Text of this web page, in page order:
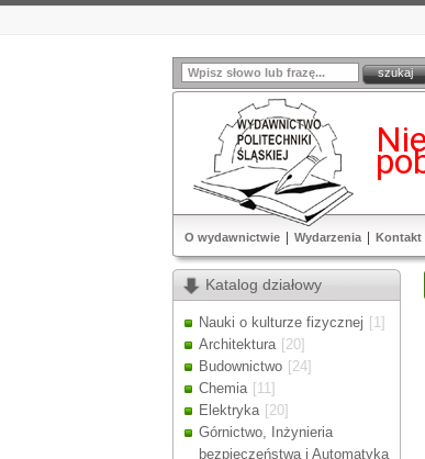
O wydawnictwie Wydarzenia Kontakt
Katalog działowy
Nauki o kulturze fizycznej [1]
Architektura [20]
Budownictwo [24]
Chemia [11]
Elektryka [20]
Górnictwo, Inżynieria
bezpieczeństwa i Automatyka